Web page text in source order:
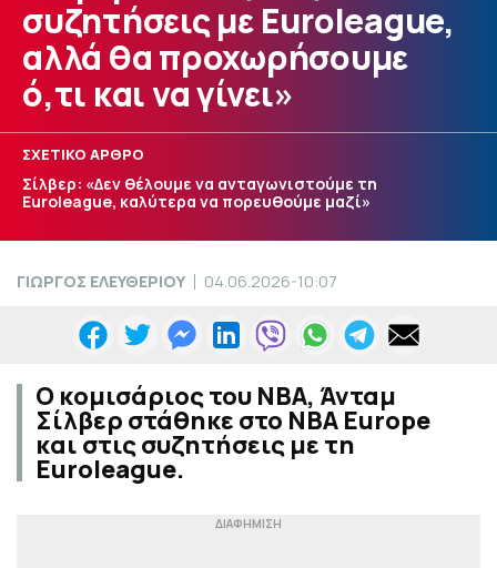
συζητήσεις με Euroleague,
αλλά θα προχωρήσουμε
ό,τι και να γίνει»
ΣΧΕΤΙΚΟ ΑΡΘΡΟ
Σίλβερ: «Δεν θέλουμε να ανταγωνιστούμε τη
Euroleague, καλύτερα να πορευθούμε μαζί»
ΓΙΩΡΓΟΣ ΕΛΕΥΘΕΡΙΟΥ 04.06.2026-10:07
Ο κομισάριος του ΝΒΑ, Άνταμ
Σίλβερ στάθηκε στο NBA Europe
και στις συζητήσεις με τη
Euroleague.